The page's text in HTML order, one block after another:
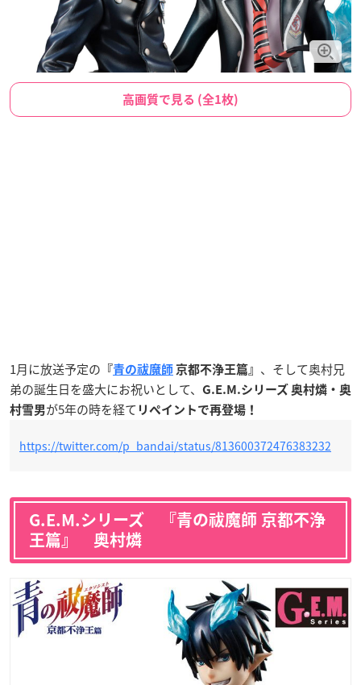
高画質で見る (全1枚)
1月に放送予定の 『青の祓魔師 京都不浄王篇』 、そして奥村兄
弟の誕生日を盛大にお祝いとして、
G.E.M.シリーズ 奥村燐・奥
村雪男が5年の時を経て リペイントで再登場！
https://twitter.com/p_bandai/status/813600372476383232
G.E.M.シリーズ 『青の祓魔師 京都不浄
王篇』 奥村燐